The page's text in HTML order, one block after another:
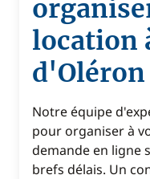
location
d'Oléron
Notre équipe
pour organiser à
demande en ligne
brefs délais. Un